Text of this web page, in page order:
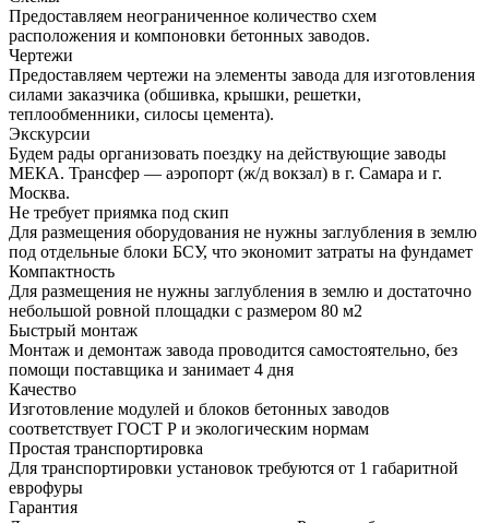
Предоставляем неограниченное количество схем
расположения и компоновки бетонных заводов.
Чертежи
Предоставляем чертежи на элементы завода для изготовления
силами заказчика (обшивка, крышки, решетки,
теплообменники, силосы цемента).
Экскурсии
Будем рады организовать поездку на действующие заводы
МЕКА. Трансфер — аэропорт (ж/д вокзал) в г. Самара и г.
Москва.
Не требует приямка под скип
Для размещения оборудования не нужны заглубления в землю
под отдельные блоки БСУ, что экономит затраты на фундамет
Компактность
Для размещения не нужны заглубления в землю и достаточно
небольшой ровной площадки с размером 80 м2
Быстрый монтаж
Монтаж и демонтаж завода проводится самостоятельно, без
помощи поставщика и занимает 4 дня
Качество
Изготовление модулей и блоков бетонных заводов
соответствует ГОСТ Р и экологическим нормам
Простая транспортировка
Для транспортировки установок требуются от 1 габаритной
еврофуры
Гарантия